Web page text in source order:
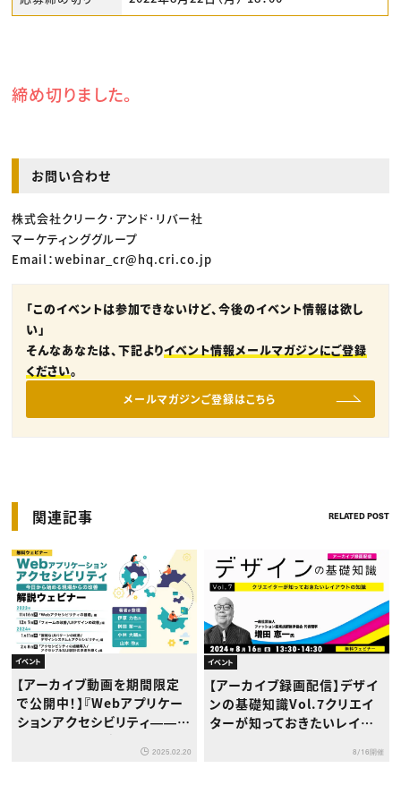
締め切りました。
お問い合わせ
株式会社クリーク･アンド･リバー社
マーケティンググループ
Email：webinar_cr@hq.cri.co.jp
「このイベントは参加できないけど、今後のイベント情報は欲し
い」
そんなあなたは、下記よりイベント情報メールマガジンにご登録
ください。
メールマガジンご登録はこちら
関連記事 RELATED POST
イベント
【アーカイブ動画を期間限定
で公開中！】『Webアプリケー
ションアクセシビリティ――今
2025.02.20
イベント
【アーカイブ録画配信】デザイ
ンの基礎知識Vol.7クリエイ
ターが知っておきたいレイア
8/16開催